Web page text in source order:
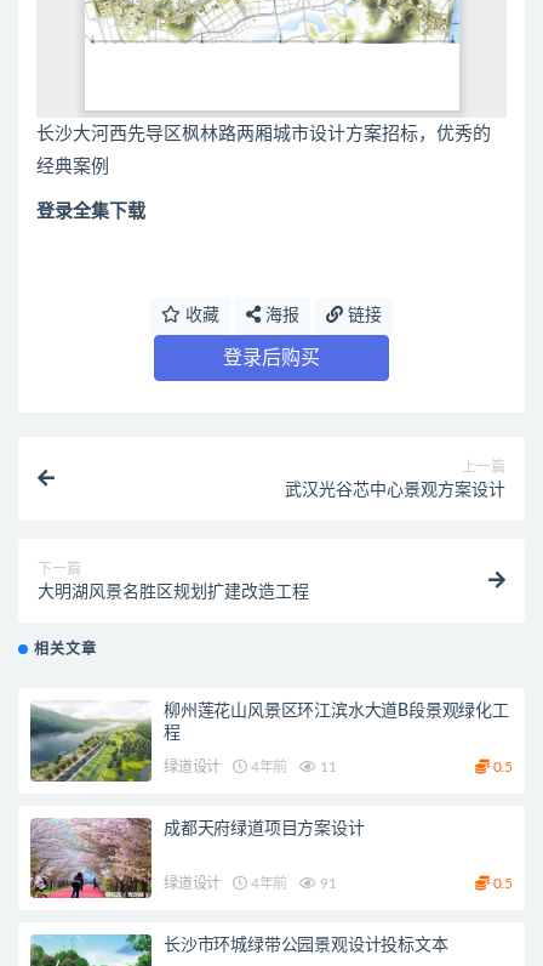
长沙大河西先导区枫林路两厢城市设计方案招标，优秀的
经典案例
登录全集下载
收藏 海报 链接
登录后购买
上一篇
武汉光谷芯中心景观方案设计
下一篇
大明湖风景名胜区规划扩建改造工程
相关文章
柳州莲花山风景区环江滨水大道B段景观绿化工
程
绿道设计 4年前 11 0.5
成都天府绿道项目方案设计
绿道设计 4年前 91 0.5
长沙市环城绿带公园景观设计投标文本